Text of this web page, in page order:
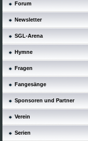
Forum
Newsletter
SGL-Arena
Hymne
Fragen
Fangesänge
Sponsoren und Partner
Verein
Serien